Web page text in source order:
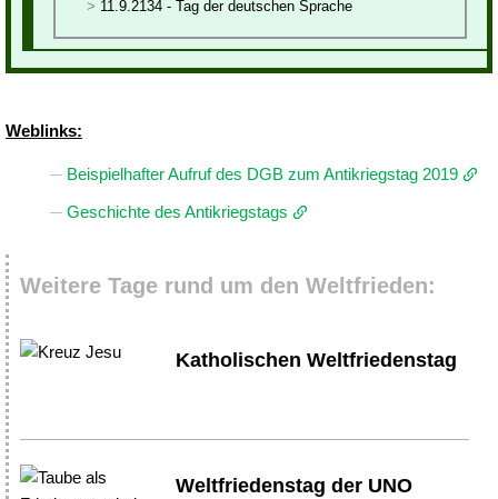
11.9.2134 - Tag der deutschen Sprache
Weblinks:
Beispielhafter Aufruf des DGB zum Antikriegstag 2019
Geschichte des Antikriegstags
Weitere Tage rund um den Weltfrieden:
Katholischen Weltfriedenstag
Weltfriedenstag der UNO